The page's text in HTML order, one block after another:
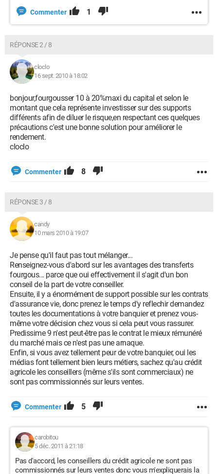
Commenter 1
RÉPONSE 2 / 8
cloclo
16 sept. 2010 à 18:02
bonjour,fourgousser 10 à 20%maxi du capital et selon le
montant que cela représente investisser sur des supports
différents afin de diluer le risque,en respectant ces quelques
précautions c'est une bonne solution pour améliorer le
rendement.
cloclo
Commenter 8
RÉPONSE 3 / 8
candy
10 mars 2010 à 19:07
Je pense qu'il faut pas tout mélanger...
Renseignez-vous d'abord sur les avantages des transferts
fourgous... parce que oui effectivement il s'agit d'un bon
conseil de la part de votre conseiller.
Ensuite, il y a énormément de support possible sur les contrats
d'assurance vie, donc prenez le temps d'y reflechir demandez
toutes les documentations à votre banquier et prenez vous-
même votre décision chez vous si cela peut vous rassurer.
Predissime 9 n'est peut-être pas le contrat le mieux rémunéré
du marché mais ce n'est pas une arnaque.
Enfin, si vous avez tellement peur de votre banquier, oui les
médias font tellement bien leurs métiers, sachez qu'au crédit
agricole les conseillers (même s'ils sont commerciaux) ne
sont pas commissionnés sur leurs ventes.
Commenter 5
carobitou
5 déc. 2011 à 21:18
Pas d'accord, les conseillers du crédit agricole ne sont pas
commissionnés sur leurs ventes donc vous m'expliquerais la